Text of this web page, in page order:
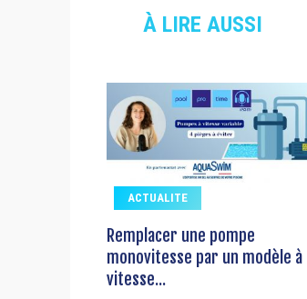
À LIRE AUSSI
ACTUALITE
Remplacer une pompe
monovitesse par un modèle à
vitesse...